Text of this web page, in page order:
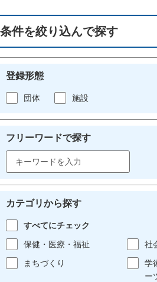
条件を絞り込んで探す
登録形態
団体 施設
フリーワードで探す
カテゴリから探す
すべてにチェック
保健・医療・福祉
社
まちづくり
学
ー